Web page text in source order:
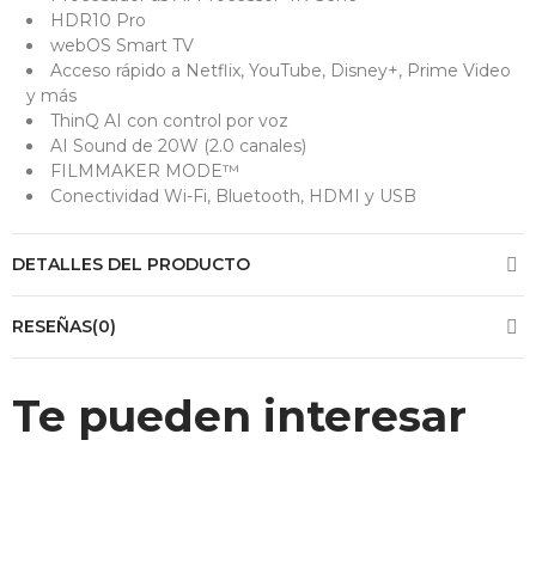
HDR10 Pro
webOS Smart TV
Acceso rápido a Netflix, YouTube, Disney+, Prime Video
y más
ThinQ AI con control por voz
AI Sound de 20W (2.0 canales)
FILMMAKER MODE™
Conectividad Wi-Fi, Bluetooth, HDMI y USB
DETALLES DEL PRODUCTO
RESEÑAS(0)
Te pueden interesar